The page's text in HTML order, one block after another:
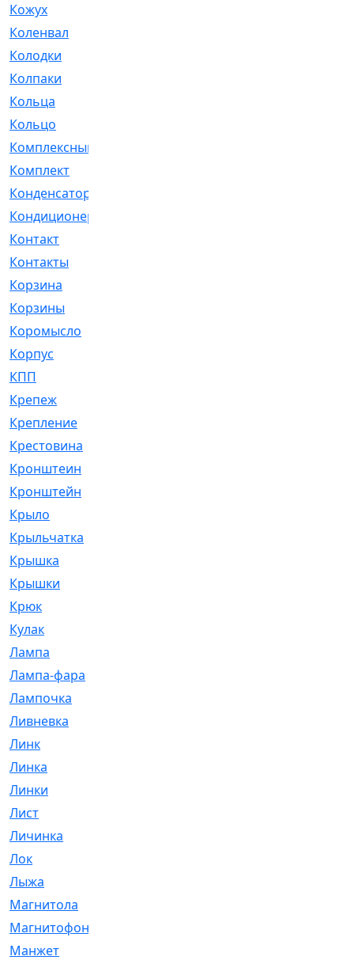
Кожух
Коленвал
Колодки
Колпаки
Кольца
Кольцо
Комплексный
Комплект
Конденсатор
Кондиционер
Контакт
Контакты
Корзина
Корзины
Коромысло
Корпус
КПП
Крепеж
Крепление
Крестовина
Кронштеин
Кронштейн
Крыло
Крыльчатка
Крышка
Крышки
Крюк
Кулак
Лампа
Лампа-фара
Лампочка
Ливневка
Линк
Линка
Линки
Лист
Личинка
Лок
Лыжа
Магнитола
Магнитофон
Манжет